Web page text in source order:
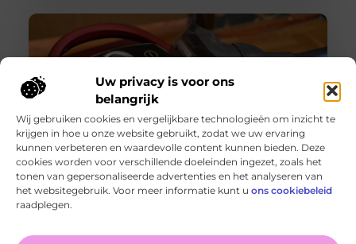
Uw privacy is voor ons
belangrijk
Wij gebruiken cookies en vergelijkbare technologieën om inzicht te
krijgen in hoe u onze website gebruikt, zodat we uw ervaring
kunnen verbeteren en waardevolle content kunnen bieden. Deze
cookies worden voor verschillende doeleinden ingezet, zoals het
tonen van gepersonaliseerde advertenties en het analyseren van
het websitegebruik. Voor meer informatie kunt u ons cookiebeleid
raadplegen.
Originele vs. universele stofzuigerzakken: wat is beter?
Goed artikel? Deel hem dan op: Share on X (Twitter)
Share on Facebook Share on Pinterest Share on